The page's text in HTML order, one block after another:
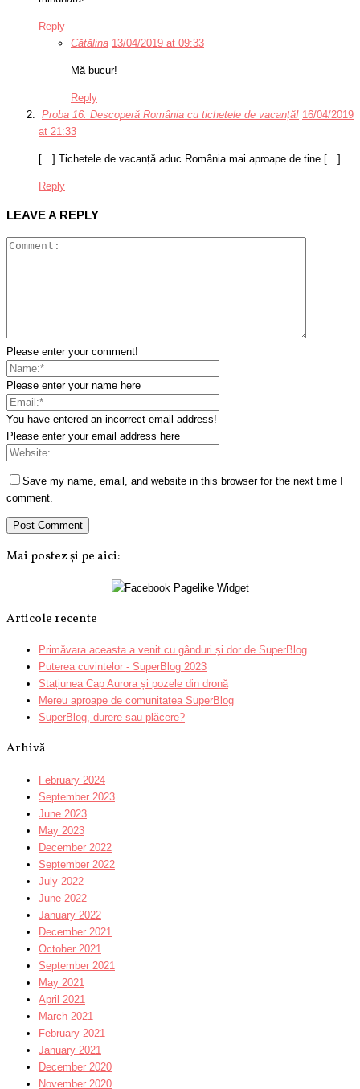
Reply
Cătălina 13/04/2019 at 09:33
Mă bucur!
Reply
Proba 16. Descoperă România cu tichetele de vacanță! 16/04/2019
at 21:33
[…] Tichetele de vacanță aduc România mai aproape de tine […]
Reply
LEAVE A REPLY
Please enter your comment!
Please enter your name here
You have entered an incorrect email address!
Please enter your email address here
Save my name, email, and website in this browser for the next time I
comment.
Mai postez și pe aici:
Articole recente
Primăvara aceasta a venit cu gânduri și dor de SuperBlog
Puterea cuvintelor - SuperBlog 2023
Stațiunea Cap Aurora și pozele din dronă
Mereu aproape de comunitatea SuperBlog
SuperBlog, durere sau plăcere?
Arhivă
February 2024
September 2023
June 2023
May 2023
December 2022
September 2022
July 2022
June 2022
January 2022
December 2021
October 2021
September 2021
May 2021
April 2021
March 2021
February 2021
January 2021
December 2020
November 2020